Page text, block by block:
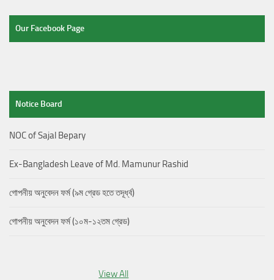
Our Facebook Page
Notice Board
NOC of Sajal Bepary
Ex-Bangladesh Leave of Md. Mamunur Rashid
গোপনীয় অনুবেদন ফর্ম (৯ম গ্রেড হতে তদূর্ধ্ব)
গোপনীয় অনুবেদন ফর্ম (১০ম-১২তম গ্রেড)
View All